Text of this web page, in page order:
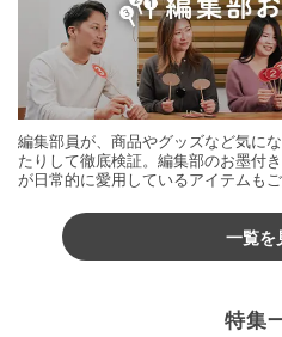
編集部員が、商品やグッズなど気に
たりして徹底検証。編集部のお墨付
が日常的に愛用しているアイテムもご
一覧を
特集